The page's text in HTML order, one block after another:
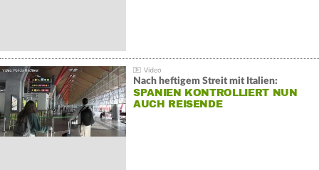
Nach heftigem Streit mit Italien:
SPANIEN KONTROLLIERT NUN
AUCH REISENDE